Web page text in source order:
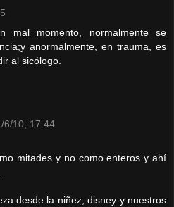
mal momento, normalmente se
anormalmente, en trauma, es
al sicólogo.
6/10, 17:44
mitades y no como enteros y ahí
desde la niñez, disney y nuestros